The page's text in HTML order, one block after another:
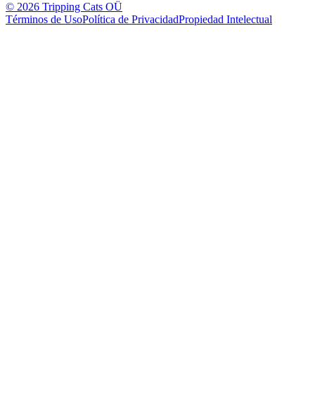
© 2026 Tripping Cats OÜ
Términos de UsoPolítica de PrivacidadPropiedad Intelectual